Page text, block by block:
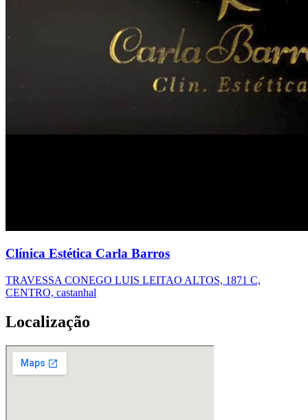
Clínica Estética Carla Barros
TRAVESSA CONEGO LUIS LEITAO ALTOS, 1871 C,
CENTRO, castanhal
Localização